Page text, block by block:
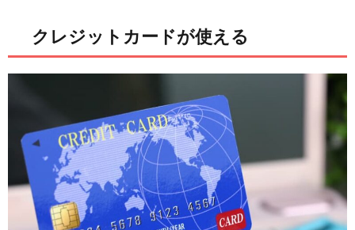
クレジットカードが使える